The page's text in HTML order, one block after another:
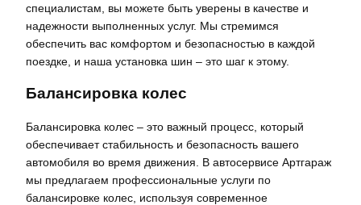
специалистам, вы можете быть уверены в качестве и
надежности выполненных услуг. Мы стремимся
обеспечить вас комфортом и безопасностью в каждой
поездке, и наша установка шин – это шаг к этому.
Балансировка колес
Балансировка колес – это важный процесс, который
обеспечивает стабильность и безопасность вашего
автомобиля во время движения. В автосервисе Артгараж
мы предлагаем профессиональные услуги по
балансировке колес, используя современное